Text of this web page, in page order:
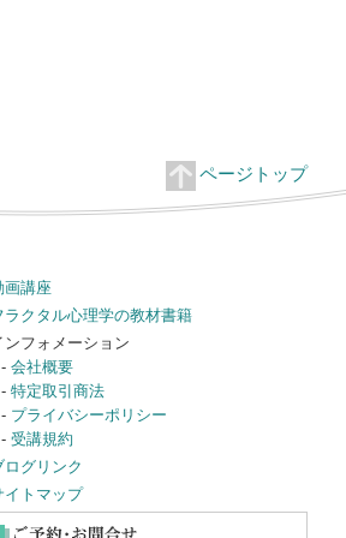
ページトップ
画講座
ラクタル心理学の教材書籍
ンフォメーション
- 会社概要
- 特定取引商法
- プライバシーポリシー
- 受講規約
ログリンク
イトマップ